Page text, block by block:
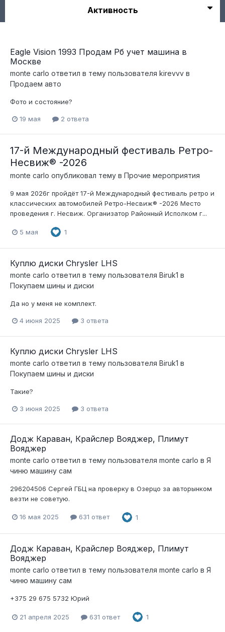
Активность
Eagle Vision 1993 Продам Рб учет машина в
Москве
monte carlo ответил в тему пользователя kirevvv в
Продаем авто
Фото и состояние?
19 мая 2 ответа
17-й Международный фестиваль Ретро-
Несвиж® -2026
monte carlo опубликовал тему в Прочие мероприятия
9 мая 2026г пройдёт 17-й Международный фестиваль ретро и
классических автомобилей Ретро-Несвиж® -2026 Место
проведения г. Несвиж. Организатор Районный Исполком г...
5 мая 1
Куплю диски Chrysler LHS
monte carlo ответил в тему пользователя Biruk1 в
Покупаем шины и диски
Да но у меня не комплект.
4 июня 2025 3 ответа
Куплю диски Chrysler LHS
monte carlo ответил в тему пользователя Biruk1 в
Покупаем шины и диски
Такие?
3 июня 2025 3 ответа
Додж Караван, Крайслер Вояджер, Плимут
Вояджер
monte carlo ответил в тему пользователя monte carlo в Я
чиню машину сам
296204506 Сергей ГБЦ на проверку в Озерцо за авторынком
везти не советую.
16 мая 2025 631 ответ 1
Додж Караван, Крайслер Вояджер, Плимут
Вояджер
monte carlo ответил в тему пользователя monte carlo в Я
чиню машину сам
+375 29 675 5732 Юрий
21 апреля 2025 631 ответ 1